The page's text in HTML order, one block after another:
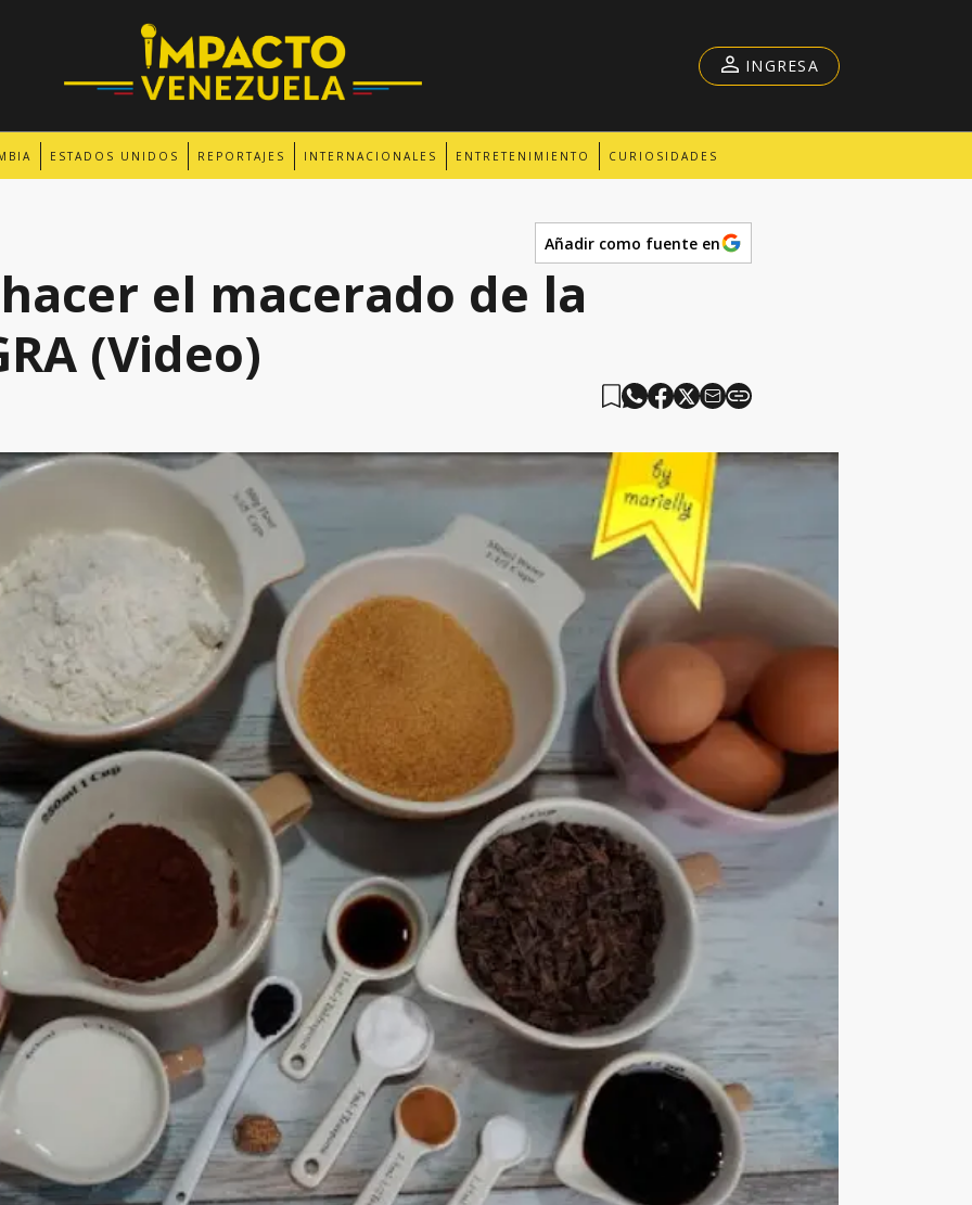
ESTADOS UNIDOS REPORTAJES INTERNACIONALES ENTRETENIMIENTO CURIOSIDADES
INGRESA
Añadir como fuente en
el macerado de la
(Video)